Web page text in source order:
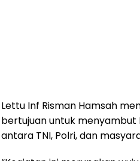
Lettu Inf Risman Hamsah
bertujuan untuk menyambut
antara TNI, Polri, dan